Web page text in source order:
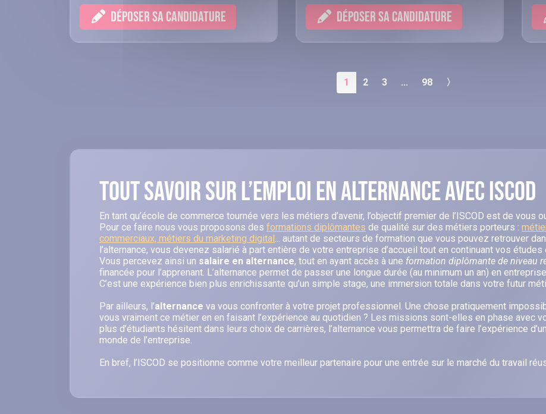
DÉPOSER SA CANDIDATURE DÉPOSER SA CANDIDATURE
1 2 3 ... 98 〉
Tout savoir sur l’emploi en alternance avec ISCOD
En tant qu’école de commerce tournée vers les métiers d’avenir, l’objectif premier de l’ISCOD est de vous
Pour ce faire nous vous proposons des formations diplômantes de qualité sur des métiers porteurs :
commerciaux, métiers du marketing digital... autant de secteurs de formation que vous pouvez retrouver
l’alternance, vous devenez salarié à part entière de votre entreprise d’accueil tout en continuant vos études
Vous percevez ainsi un salaire en alternance, tout en ayant accès à une formation diplômante de niveau
financée pour l’apprenant. L’alternance permet de passer une longue durée (au minimum un an) en
C’est une expérience bien plus enrichissante qu’un simple stage, une immersion totale dans votre futur
Par ailleurs, l’alternance va vous confronter à votre projet professionnel. Une chose pratiquement
vous vraiment ce métier en en faisant l’expérience au quotidien ? Les missions sont-elles en phase avec
plus d’étudiants hésitent dans leurs choix de carrières, l’alternance vous permettra de faire l’expérience
monde de l’entreprise.
En bref, l’ISCOD se positionne comme votre meilleur partenaire pour une entrée sur le marché du travail